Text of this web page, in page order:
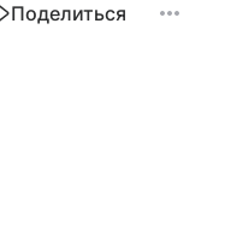
Поделиться